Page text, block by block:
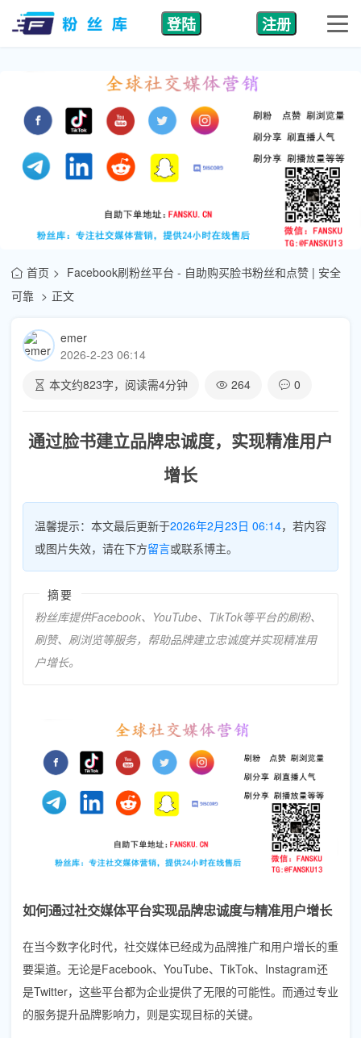
登陆 注册
首页
Facebook刷粉丝平台 - 自助购买脸书粉丝和点赞 | 安全
可靠
正文
emer
2026-2-23 06:14
本文约823字，阅读需4分钟 264 0
通过脸书建立品牌忠诚度，实现精准用户
增长
温馨提示：本文最后更新于2026年2月23日 06:14，若内容
或图片失效，请在下方留言或联系博主。
摘要
粉丝库提供Facebook、YouTube、TikTok等平台的刷粉、
刷赞、刷浏览等服务，帮助品牌建立忠诚度并实现精准用
户增长。
如何通过社交媒体平台实现品牌忠诚度与精准用户增长
在当今数字化时代，社交媒体已经成为品牌推广和用户增长的重
要渠道。无论是Facebook、YouTube、TikTok、Instagram还
是Twitter，这些平台都为企业提供了无限的可能性。而通过专业
的服务提升品牌影响力，则是实现目标的关键。